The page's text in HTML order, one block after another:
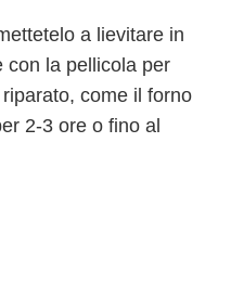
a lievitare in
con la pellicola per
come il forno
2-3 ore o fino al